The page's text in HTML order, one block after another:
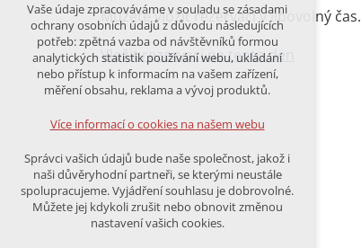
Můžete vložit rezervaci v libovolný čas.
Vložit rezervaci na tento den
Technická cookies
nutná pro provozování webu
udržení kontextu stránek (session):
případná přihlášení, volby jazyka, apod.
analytická pro anonymizované
vyhodnocení návštěvnosti
marketingová cookies (Google)
Více informací o cookies na našem webu
Vaše údaje zpracováváme v souladu se zásadami
ochrany osobních údajů z důvodu následujících
potřeb: zpětná vazba od návštěvníků formou
analytických statistik používání webu, ukládání
nebo přístup k informacím na vašem zařízení,
měření obsahu, reklama a vývoj produktů.
Více informací o cookies na našem webu
Správci vašich údajů bude naše společnost, jakož i
naši důvěryhodní partneři, se kterými neustále
spolupracujeme. Vyjádření souhlasu je dobrovolné.
Můžete jej kdykoli zrušit nebo obnovit změnou
nastavení vašich cookies.